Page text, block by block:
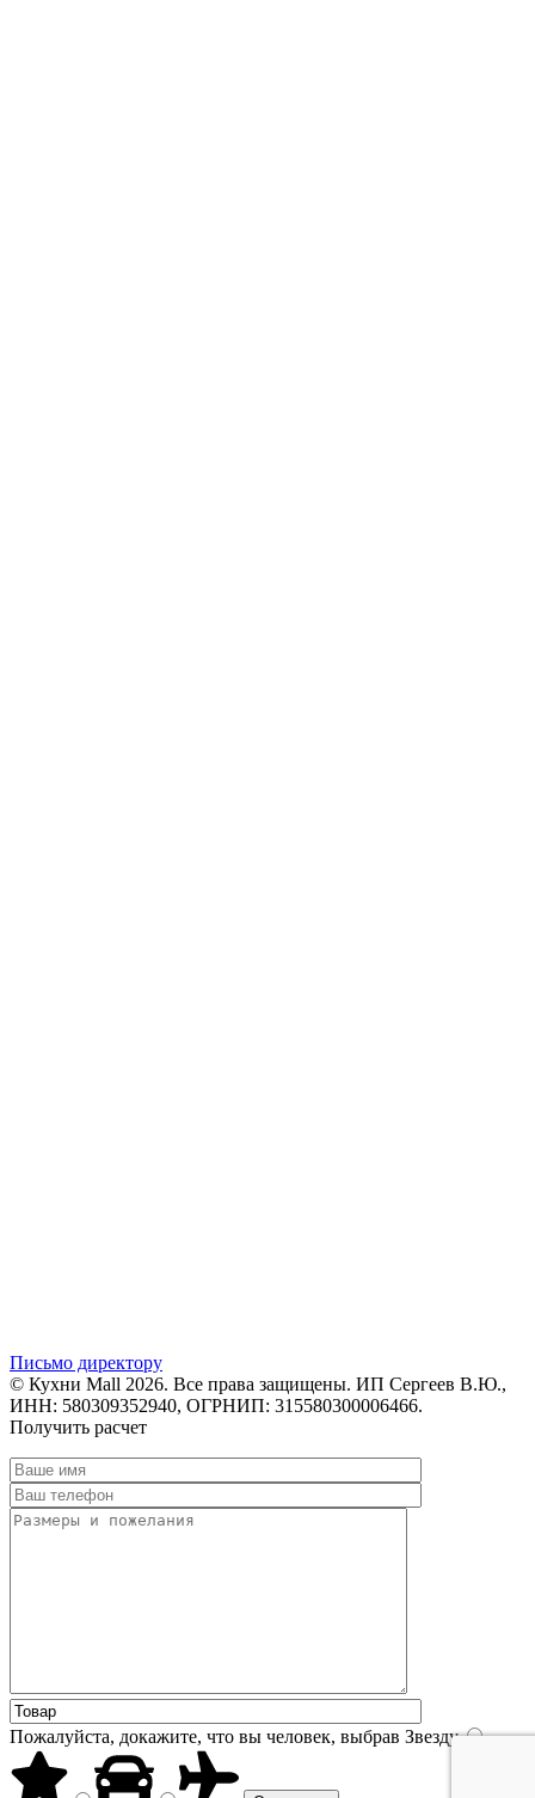
Письмо директору
© Кухни Mall 2026. Все права защищены. ИП Сергеев В.Ю.,
ИНН: 580309352940, ОГРНИП: 315580300006466.
Получить расчет
Пожалуйста, докажите, что вы человек, выбрав Звезду.